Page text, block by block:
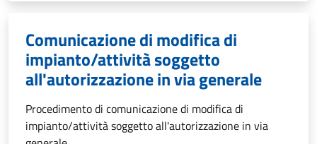
Comunicazione di modifica di
impianto/attività soggetto
all'autorizzazione in via generale
Procedimento di comunicazione di modifica di
impianto/attività soggetto all'autorizzazione in via